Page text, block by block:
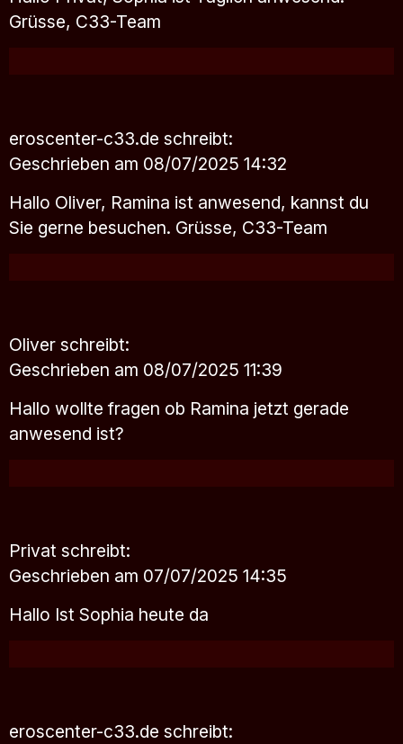
Grüsse, C33-Team
eroscenter-c33.de schreibt:
Geschrieben am 08/07/2025 14:32
Hallo Oliver, Ramina ist anwesend, kannst du
Sie gerne besuchen. Grüsse, C33-Team
Oliver schreibt:
Geschrieben am 08/07/2025 11:39
Hallo wollte fragen ob Ramina jetzt gerade
anwesend ist?
Privat schreibt:
Geschrieben am 07/07/2025 14:35
Hallo Ist Sophia heute da
eroscenter-c33.de schreibt: